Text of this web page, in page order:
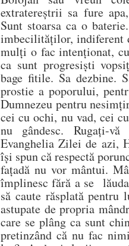
extratereștrii sa fure
Sunt stoarsa ca o
imbecilităților, indiferent
mulți o fac intenționat,
ca sunt progresiști
bage fitile. Sa dezbine.
prostie a poporului,
Dumnezeu pentru
cei cu ochi, nu vad, cei
nu gândesc. Rugați-
Evanghelia Zilei de azi,
își spun că respectă
fațadă nu vor mântui.
împlinesc fără a se
să caute răsplată
astupate de propria
care se plâng ca sunt
pretinzând că nu fac